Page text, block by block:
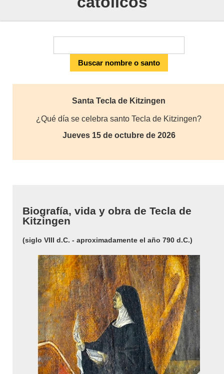
Santa Tecla de Kitzingen
¿Qué día se celebra santo Tecla de Kitzingen?
Jueves 15 de octubre de 2026
Biografía, vida y obra de Tecla de
Kitzingen
(siglo VIII d.C. - aproximadamente el año 790 d.C.)